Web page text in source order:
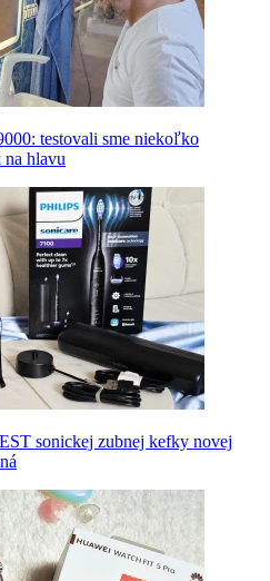
testovali sme niekoľko
na hlavu
sonickej zubnej kefky novej